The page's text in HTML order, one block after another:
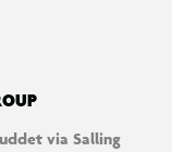
via Salling